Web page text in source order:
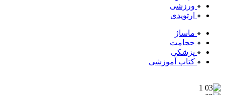
ورزشی
ارتوپدی
ماساژ
حجامت
پزشکی
کتاب آموزشی